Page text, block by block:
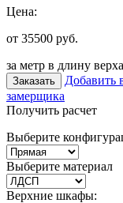
Цена:
от 35500 руб.
за метр в длину
Заказать Добавить
замерщика
Получить расчет
Выберите
Выберите материал
Верхние шкафы: